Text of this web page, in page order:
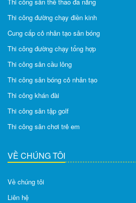
Thi công đường chạy điền kinh
Cung cấp cỏ nhân tạo sân bóng
Thi công đường chạy tổng hợp
Thi công sân cầu lông
Thi công sân bóng cỏ nhân tạo
Thi công khán đài
Thi công sân tập golf
Thi công sân chơi trẻ em
VỀ CHÚNG TÔI
Về chúng tôi
Liên hệ